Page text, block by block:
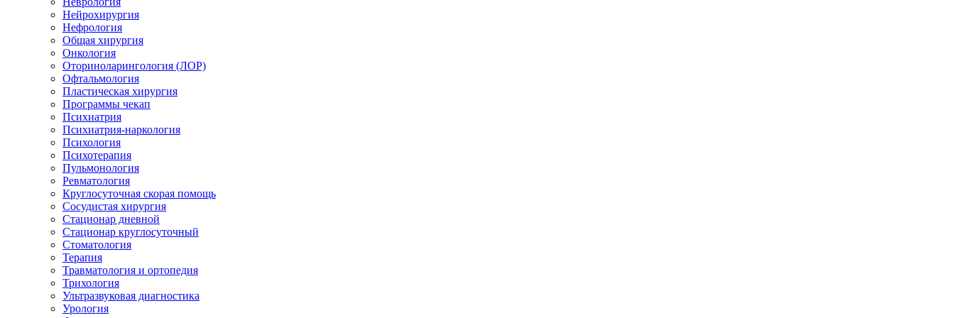
Нейрохирургия
Нефрология
Общая хирургия
Онкология
Оториноларингология (ЛОР)
Офтальмология
Пластическая хирургия
Программы чекап
Психиатрия
Психиатрия-наркология
Психология
Психотерапия
Пульмонология
Ревматология
Круглосуточная скорая помощь
Сосудистая хирургия
Стационар дневной
Стационар круглосуточный
Стоматология
Терапия
Травматология и ортопедия
Трихология
Ультразвуковая диагностика
Урология